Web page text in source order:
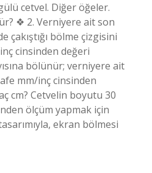
cetvel. Diğer öğeler.
❖ 2. Verniyere ait son
çakıştığı bölme çizgisini
cinsinden değeri
bölünür; verniyere ait
mm/inç cinsinden
cm? Cetvelin boyutu 30
ölçüm yapmak için
ekran bölmesi